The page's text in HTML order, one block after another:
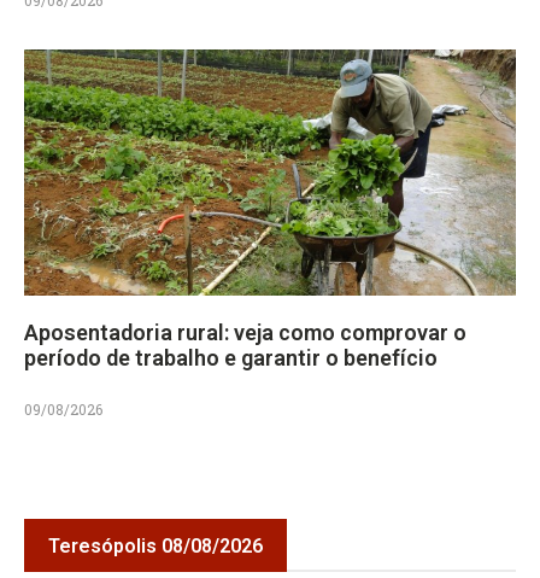
Aposentadoria rural: veja como comprovar o
período de trabalho e garantir o benefício
09/08/2026
Teresópolis 08/08/2026